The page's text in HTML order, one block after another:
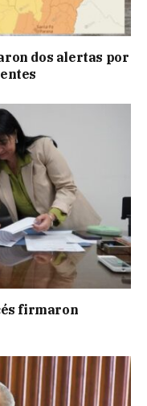
dos alertas por
firmaron